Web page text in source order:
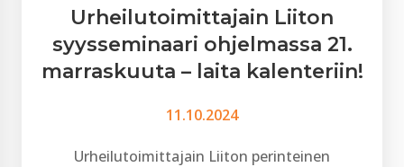
Urheilutoimittajain Liiton
syysseminaari ohjelmassa 21.
marraskuuta – laita kalenteriin!
11.10.2024
Urheilutoimittajain Liiton perinteinen